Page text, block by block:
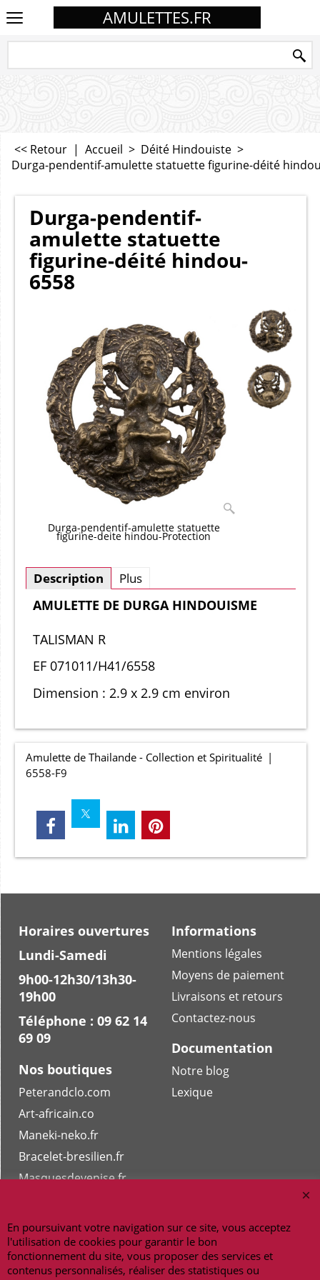
AMULETTES.FR
<< Retour | Accueil > Déité Hindouiste >
Durga-pendentif-amulette statuette figurine-déité
Durga-pendentif-
amulette statuette
figurine-déité hindou-
6558
Durga-pendentif-amulette statuette
figurine-deite hindou-Protection
Description Plus
AMULETTE DE DURGA HINDOUISME
TALISMAN R
EF 071011/H41/6558
Dimension : 2.9 x 2.9 cm environ
Amulette de Thailande - Collection et Spiritualité
6558-F9
Informations
Mentions légales
Moyens de paiement
Livraisons et retours
Contactez-nous
Horaires ouvertures
Lundi-Samedi
9h00-12h30/13h30-
19h00
Téléphone : 09 62 14
69 09
Documentation
Notre blog
Lexique
Nos boutiques
Peterandclo.com
Art-africain.co
Maneki-neko.fr
Bracelet-bresilien.fr
Masquesdevenise.fr
Copyright 2026 - amulettes.fr
En poursuivant votre navigation sur ce site, vous acceptez
l'utilisation de cookies pour garantir le bon
fonctionnement du site, vous proposer des services et
contenus personnalisés, réaliser des statistiques ou